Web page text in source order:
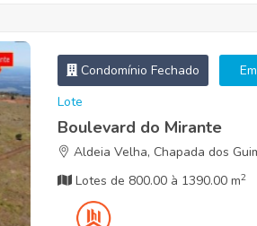
Condomínio Fechado
Lote
Boulevard do Mirante
Aldeia Velha, Chapada dos
Lotes de 800.00 à 1390.00 m2